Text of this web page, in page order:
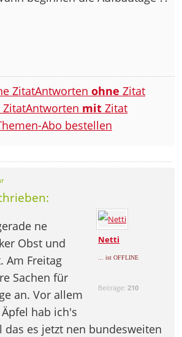
Antworten ohne Zitat
Antworten mit Zitat
Abo bestellen
Netti
... ist OFFLINE
Beiträge: 210
ne
Obst und
Am Freitag
Sachen für
an. Vor allem
hab ich's
das es jetzt nen bundesweiten